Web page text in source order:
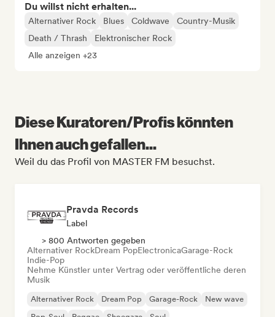
Du willst nicht erhalten...
Alternativer Rock Blues Coldwave
Country-Musik
Death / Thrash
Elektronischer Rock
Alle anzeigen +23
Diese Kuratoren/Profis könnten
Ihnen auch gefallen...
Weil du das Profil von MASTER FM besuchst.
Pravda Records
Label
> 800 Antworten gegeben
Alternativer RockDream PopElectronicaGarage-Rock
Indie-Pop
Nehme Künstler unter Vertrag oder veröffentliche deren
Musik
Alternativer Rock Dream Pop Garage-Rock
New wave